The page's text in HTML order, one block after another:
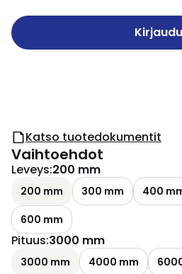
Kirjaudu
Katso tuotedokumentit
Vaihtoehdot
Leveys:200 mm
200 mm 300 mm 400
600 mm
Pituus:3000 mm
3000 mm 4000 mm